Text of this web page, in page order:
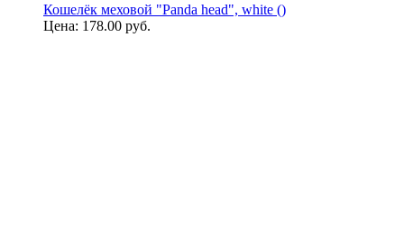
Кошелёк меховой "Panda head", white ()
Цена: 178.00 руб.